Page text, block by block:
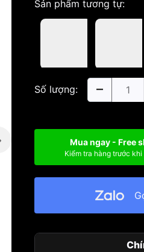
Sản phẩm tương tự:
Số lượng:
Mua ngay - Free
Kiểm tra hàng trước